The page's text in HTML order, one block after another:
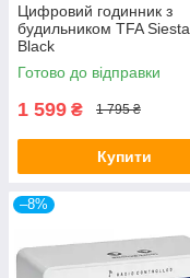
Цифровий годинник з
будильником TFA Siesta,
Black
Готово до відправки
1 599 ₴ 1 795 ₴
Купити
–8%